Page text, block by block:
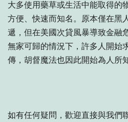
大多使用藥草或生活中能取得的
方便、快速而知名。原本僅在黑
遞，但在美國次貸風暴導致金融
無家可歸的情況下，許多人開始
傳，胡督魔法也因此開始為人所
如有任何疑問，歡迎直接與我們